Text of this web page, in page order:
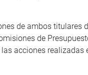
de ambos titulares
de
acciones